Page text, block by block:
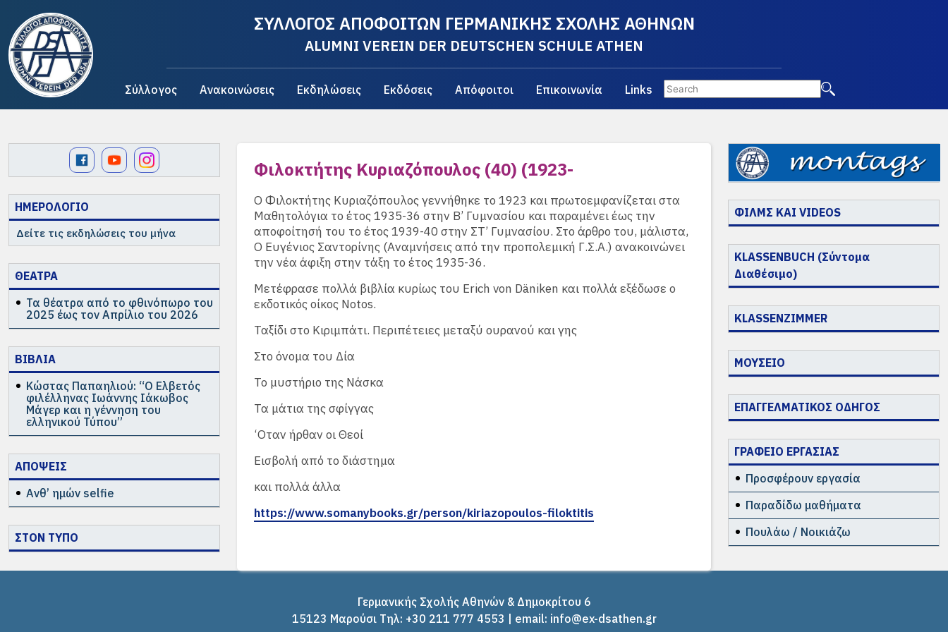
ΣΥΛΛΟΓΟΣ ΑΠΟΦΟΙΤΩΝ ΓΕΡΜΑΝΙΚΗΣ ΣΧΟΛΗΣ ΑΘΗΝΩΝ
ALUMNI VEREIN DER DEUTSCHEN SCHULE ATHEN
Σύλλογος Ανακοινώσεις Εκδηλώσεις Εκδόσεις Απόφοιτοι Επικοινωνία Links
ΗΜΕΡΟΛΟΓΙΟ
Δείτε τις εκδηλώσεις του μήνα
ΘΕΑΤΡΑ
Τα θέατρα από το φθινόπωρο του
2025 έως τον Απρίλιο του 2026
ΒΙΒΛΙΑ
Κώστας Παπαηλιού: “Ο Ελβετός
φιλέλληνας Ιωάννης Ιάκωβος
Μάγερ και η γέννηση του
ελληνικού Τύπου”
ΑΠΟΨΕΙΣ
Ανθ’ ημών selfie
ΣΤΟΝ ΤΥΠΟ
Φιλοκτήτης Κυριαζόπουλος (40) (1923-
Ο Φιλοκτήτης Κυριαζόπουλος γεννήθηκε το 1923 και πρωτοεμφανίζεται στα
Μαθητολόγια το έτος 1935-36 στην Β’ Γυμνασίου και παραμένει έως την
αποφοίτησή του το έτος 1939-40 στην ΣΤ’ Γυμνασίου. Στο άρθρο του, μάλιστα,
Ο Ευγένιος Σαντορίνης (Αναμνήσεις από την προπολεμική Γ.Σ.Α.) ανακοινώνει
την νέα άφιξη στην τάξη το έτος 1935-36.
Μετέφρασε πολλά βιβλία κυρίως του Erich von Däniken και πολλά εξέδωσε ο
εκδοτικός οίκος Notos.
Ταξίδι στο Κιριμπάτι. Περιπέτειες μεταξύ ουρανού και γης
Στο όνομα του Δία
Το μυστήριο της Νάσκα
Τα μάτια της σφίγγας
‘Οταν ήρθαν οι Θεοί
Εισβολή από το διάστημα
και πολλά άλλα
https://www.somanybooks.gr/person/kiriazopoulos-filoktitis
ΦΙΛΜΣ ΚΑΙ VIDEOS
KLASSENBUCH (Σύντομα
Διαθέσιμο)
KLASSENZIMMER
ΜΟΥΣΕΙΟ
ΕΠΑΓΓΕΛΜΑΤΙΚΟΣ ΟΔΗΓΟΣ
ΓΡΑΦΕΙΟ ΕΡΓΑΣΙΑΣ
Προσφέρουν εργασία
Παραδίδω μαθήματα
Πουλάω / Νοικιάζω
Γερμανικής Σχολής Αθηνών & Δημοκρίτου 6
15123 Μαρούσι Tηλ: +30 211 777 4553 | email: info@ex-dsathen.gr